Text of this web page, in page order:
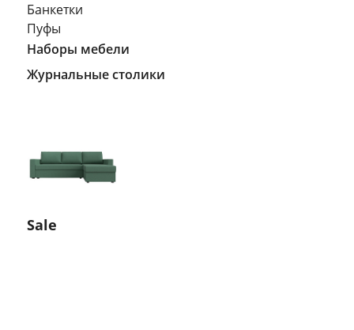
Банкетки
Пуфы
Наборы мебели
Журнальные столики
Sale